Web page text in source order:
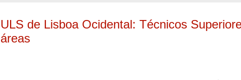
ULS de Lisboa Ocidental: Técnicos
áreas